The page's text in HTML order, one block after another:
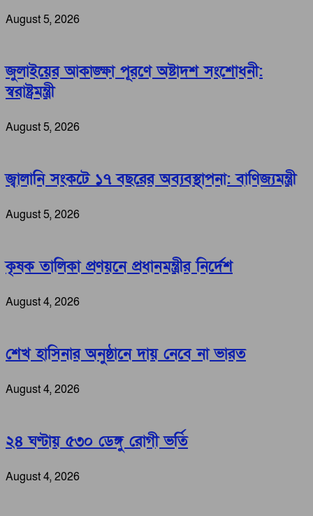
August 5, 2026
জুলাইয়ের আকাঙ্ক্ষা পূরণে অষ্টাদশ সংশোধনী:
স্বরাষ্ট্রমন্ত্রী
August 5, 2026
জ্বালানি সংকটে ১৭ বছরের অব্যবস্থাপনা: বাণিজ্যমন্ত্রী
August 5, 2026
কৃষক তালিকা প্রণয়নে প্রধানমন্ত্রীর নির্দেশ
August 4, 2026
শেখ হাসিনার অনুষ্ঠানে দায় নেবে না ভারত
August 4, 2026
২৪ ঘণ্টায় ৫৩০ ডেঙ্গু রোগী ভর্তি
August 4, 2026